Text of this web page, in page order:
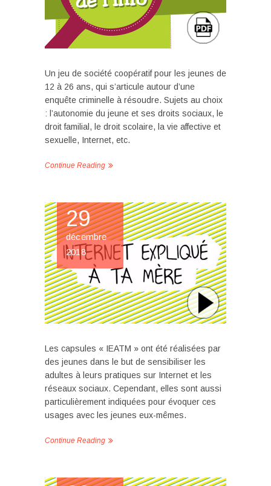
Un jeu de société coopératif pour les jeunes de
12 à 26 ans, qui s’articule autour d’une
enquête criminelle à résoudre. Sujets au choix
: l’autonomie du jeune et ses droits sociaux, le
droit familial, le droit scolaire, la vie affective et
sexuelle, Internet, etc.
Continue Reading
29
décembre
2018
Les capsules « IEATM » ont été réalisées par
des jeunes dans le but de sensibiliser les
adultes à leurs pratiques sur Internet et les
réseaux sociaux. Cependant, elles sont aussi
particulièrement indiquées pour évoquer ces
usages avec les jeunes eux-mêmes.
Continue Reading